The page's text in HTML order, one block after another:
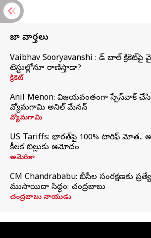
తాజా వార్తలు
Vaibhav Sooryavanshi : రెడ్ బాల్
టెస్టుల్లోనూ రాణిస్తాడా?
క్రికెట్
Anil Menon: విజయవంతంగా స్పేస్‌వాక్‌
వ్యోమగామి అనిల్‌ మేనన్
వ్యోమగామి
US Tariffs: భారత్‌పై 100% టారిఫ్‌
కీలక బిల్లుకు ఆమోదం
అమెరికా
CM Chandrababu: బీసీల సంరక్షణకు
ముసాయిదా సిద్ధం: చంద్రబాబు
చంద్రబాబు నాయుడు